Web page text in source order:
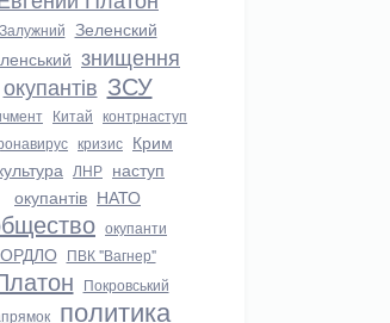
Залужний Зеленский
знищення
окупантів ЗСУ
Китай контрнаступ
кризис Крим
ЛНР наступ
окупантів НАТО
окупанти
ОРДЛО ПВК "Вагнер"
Покровський
политика